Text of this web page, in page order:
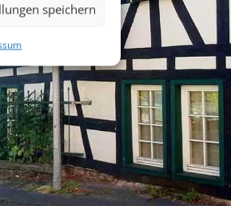
speichern